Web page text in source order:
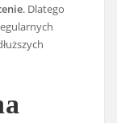
. Dlatego